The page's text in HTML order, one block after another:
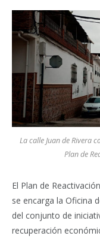
La calle Juan de Rivera
Plan de
El Plan de
se encarga la Oficina
del conjunto de
recuperación